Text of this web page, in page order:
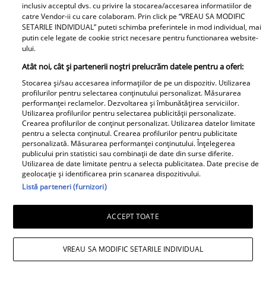
ANUNȚUL pe care nici
colegii lui nu se
așteptau să-l audă. Într-
liderul PSD tocmai a dat
o veste importantă
Tocmai a picat
adevărata 💣în showbiz!
Pentru PRIMA OARĂ,
Cabral rupe tăcerea
despre DIVORȚUL de
Andreea Ibacka, iar ce a
putut face public a
tare decât mi-ar fi
plăcut să cred. Nu mi-a
convenit să..." Iar în
continuarea a vorbit
bine. Nu îi știu familia".
A tăcut luni întregi, dar
acum Gina Matache a
inclusiv acceptul dvs. cu privire la stocarea/accesarea informatiilor de
catre Vendor-ii cu care colaboram. Prin click pe “VREAU SA MODIFIC
SETARILE INDIVIDUAL” puteti schimba preferintele in mod individual, mai
putin cele legate de cookie strict necesare pentru functionarea website-
ului.
Atât noi, cât și partenerii noștri prelucrăm datele pentru a oferi:
Stocarea și/sau accesarea informațiilor de pe un dispozitiv. Utilizarea
profilurilor pentru selectarea conținutului personalizat. Măsurarea
performanței reclamelor. Dezvoltarea și îmbunătățirea serviciilor.
Utilizarea profilurilor pentru selectarea publicității personalizate.
Crearea profilurilor de conținut personalizat. Utilizarea datelor limitate
pentru a selecta conținutul. Crearea profilurilor pentru publicitate
personalizată. Măsurarea performanței conținutului. Înțelegerea
publicului prin statistici sau combinații de date din surse diferite.
Utilizarea de date limitate pentru a selecta publicitatea. Date precise de
geolocație și identificarea prin scanarea dispozitivului.
Listă parteneri (furnizori)
ACCEPT TOATE
VREAU SA MODIFIC SETARILE INDIVIDUAL